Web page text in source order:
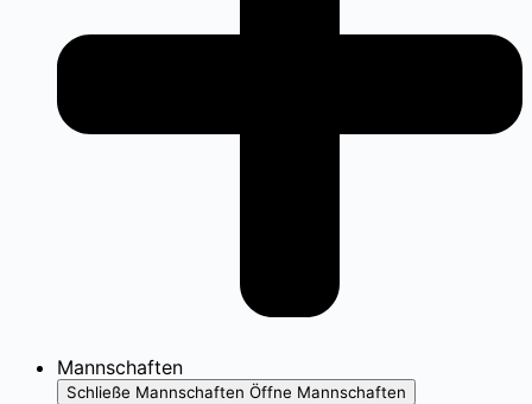
Mannschaften
Schließe Mannschaften Öffne Mannschaften